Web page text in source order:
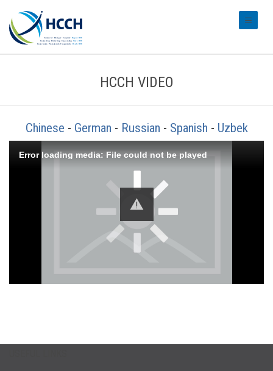
HCCH VIDEO
Chinese - German - Russian - Spanish - Uzbek
Error loading media: File could not be played